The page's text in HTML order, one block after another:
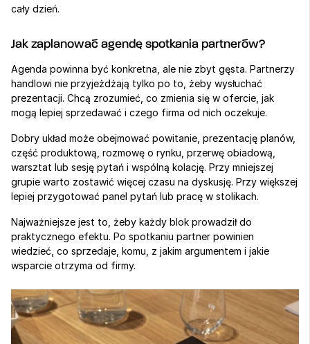
cały dzień.
Jak zaplanować agendę spotkania partnerów?
Agenda powinna być konkretna, ale nie zbyt gęsta. Partnerzy
handlowi nie przyjeżdżają tylko po to, żeby wysłuchać
prezentacji. Chcą zrozumieć, co zmienia się w ofercie, jak
mogą lepiej sprzedawać i czego firma od nich oczekuje.
Dobry układ może obejmować powitanie, prezentację planów,
część produktową, rozmowę o rynku, przerwę obiadową,
warsztat lub sesję pytań i wspólną kolację. Przy mniejszej
grupie warto zostawić więcej czasu na dyskusję. Przy większej
lepiej przygotować panel pytań lub pracę w stolikach.
Najważniejsze jest to, żeby każdy blok prowadził do
praktycznego efektu. Po spotkaniu partner powinien
wiedzieć, co sprzedaje, komu, z jakim argumentem i jakie
wsparcie otrzyma od firmy.